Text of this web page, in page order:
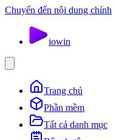
Chuyển đến nội dung chính
iowin
Trang chủ
Phần mềm
Tất cả danh mục